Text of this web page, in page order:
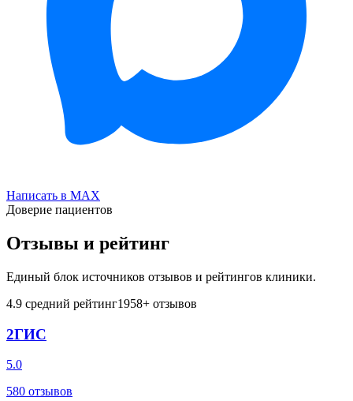
Написать в MAX
Доверие пациентов
Отзывы и рейтинг
Единый блок источников отзывов и рейтингов клиники.
4.9 средний рейтинг1958+ отзывов
2ГИС
5.0
580 отзывов